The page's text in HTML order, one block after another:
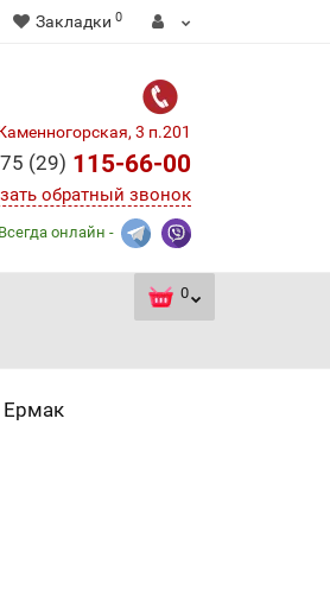
Закладки 0
3 п.201
(29) 115-66-00
обратный звонок
Всегда онлайн -
0
Ермак